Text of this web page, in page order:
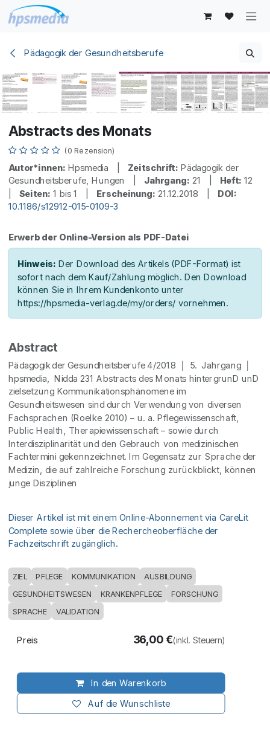
Zum Inhalt springen
Pädagogik der Gesundheitsberufe
Abstracts des Monats
(0 Rezension)
Autor*innen: Hpsmedia | Zeitschrift: Pädagogik der
Gesundheitsberufe, Hungen | Jahrgang: 21 | Heft: 12
Seiten: 1 bis 1 | Erscheinung: 21.12.2018 | DOI:
10.1186/s12912-015-0109-3
Erwerb der Online-Version als PDF-Datei
Hinweis: Der Download des Artikels (PDF-Format) ist
sofort nach dem Kauf/Zahlung möglich. Den Download
können Sie in Ihrem Kundenkonto unter
https://hpsmedia-verlag.de/my/orders/ vornehmen.
Abstract
Pädagogik der Gesundheitsberufe 4/2018 │ 5. Jahrgang │
hpsmedia, Nidda 231 Abstracts des Monats hintergrunD unD
zielsetzung Kommunikationsphänomene im
Gesundheitswesen sind durch Verwendung von diversen
Fachsprachen (Roelke 2010) – u. a. Pflegewissenschaft,
Public Health, Therapiewissenschaft – sowie durch
Interdisziplinarität und den Gebrauch von medizinischen
Fachtermini gekennzeichnet. Im Gegensatz zur Sprache der
Medizin, die auf zahlreiche Forschung zurückblickt, können
junge Disziplinen
Dieser Artikel ist mit einem Online-Abonnement via CareLit
Complete sowie über die Rechercheoberfläche der
Fachzeitschrift zugänglich.
ZIEL PFLEGE KOMMUNIKATION AUSBILDUNG
GESUNDHEITSWESEN KRANKENPFLEGE
FORSCHUNG
SPRACHE
VALIDATION
In den Warenkorb
Auf die Wunschliste
Preis 36,00€(inkl. Steuern)